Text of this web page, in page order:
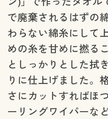
で廃棄されるはずの
わらない綿糸にして
めの糸を甘めに撚る
としっかりとした拭
りに仕上げました。
さにカットすればほ
ーリングワイパーな